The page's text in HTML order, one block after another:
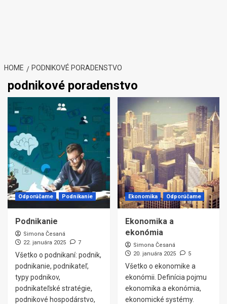
HOME PODNIKOVÉ PORADENSTVO
podnikové poradenstvo
Odporúčame Podnikanie
Podnikanie
Simona Česaná
22. januára 2025
7
Všetko o podnikaní: podnik,
podnikanie, podnikateľ,
typy podnikov,
podnikateľské stratégie,
podnikové hospodárstvo,
Ekonomika Odporúčame
Ekonomika a
ekonómia
Simona Česaná
20. januára 2025
5
Všetko o ekonomike a
ekonómii. Definícia pojmu
ekonomika a ekonómia,
ekonomické systémy.